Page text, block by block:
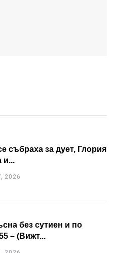
събраха за дует, Глория
и...
2026
без сутиен и по
– (Вижт...